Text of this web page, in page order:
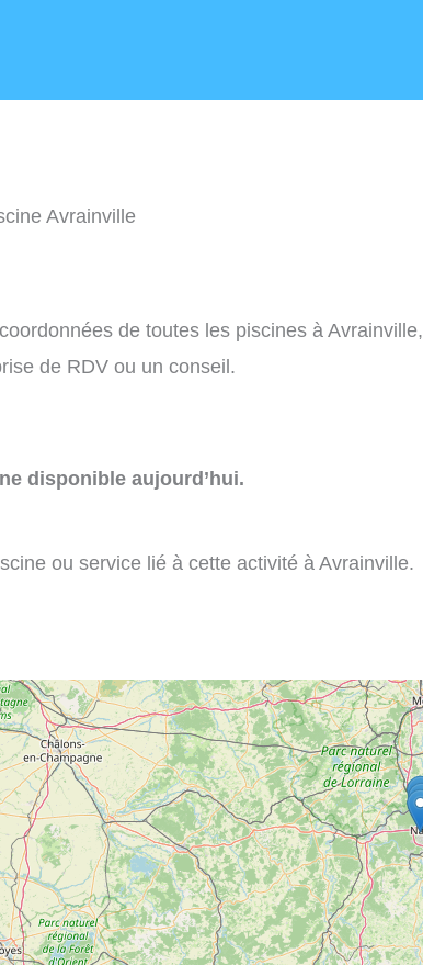
Avrainville
de toutes les piscines à Avrainville,
de RDV ou un conseil.
disponible aujourd’hui.
ou service lié à cette activité à Avrainville.